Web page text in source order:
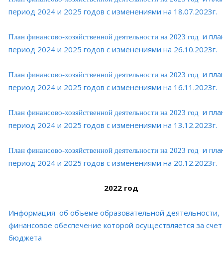
период 2024 и 2025 годов с изменениями на 18.07.2023г.
План финансово-хозяйственной деятельности на 2023 год и
период 2024 и 2025 годов с изменениями на 26.10.2023г.
План финансово-хозяйственной деятельности на 2023 год и
период 2024 и 2025 годов с изменениями на 16.11.2023г.
План финансово-хозяйственной деятельности на 2023 год и
период 2024 и 2025 годов с изменениями на 13.12.2023г.
План финансово-хозяйственной деятельности на 2023 год и
период 2024 и 2025 годов с изменениями на 20.12.2023г.
2022 год
Информация об объеме образовательной деятельности,
финансовое обеспечение которой осуществляется за счет
бюджета